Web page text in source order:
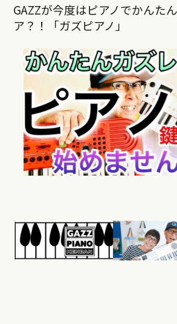
GAZZが今度はピアノでかんた
ア？！「ガズピアノ」